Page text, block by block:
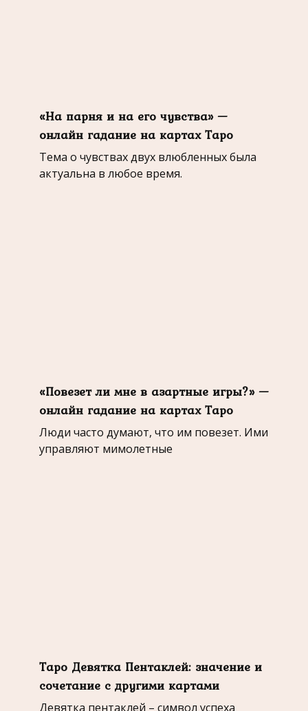
«На парня и на его чувства» —
онлайн гадание на картах Таро
Тема о чувствах двух влюбленных была
актуальна в любое время.
«Повезет ли мне в азартные игры?» —
онлайн гадание на картах Таро
Люди часто думают, что им повезет. Ими
управляют мимолетные
Таро Девятка Пентаклей: значение и
сочетание с другими картами
Девятка пентаклей – символ успеха